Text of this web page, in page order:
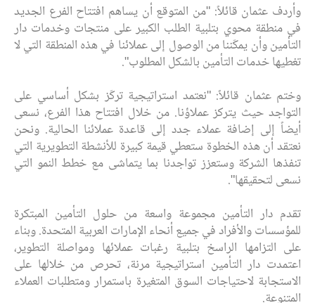
وأردف عثمان قائلاً: "من المتوقع أن يساهم افتتاح الفرع الجديد
في منطقة محوي بتلبية الطلب الكبير على منتجات وخدمات دار
التأمين وأن يمكّننا من الوصول إلى عملائنا في هذه المنطقة التي لا
تغطيها خدمات التأمين بالشكل المطلوب".
وختم عثمان قائلاً: "نعتمد استراتيجية تركّز بشكل أساسي على
التواجد حيث يتركز عملاؤنا. من خلال افتتاح هذا الفرع، نسعى
أيضاً إلى إضافة عملاء جدد إلى قاعدة عملائنا الحالية. ونحن
نعتقد أن هذه الخطوة ستعطي قيمة كبيرة للأنشطة التطويرية التي
تنفذها الشركة وستعزز تواجدنا بما يتماشى مع خطط النمو التي
نسعى لتحقيقها".
تقدم دار التأمين مجموعة واسعة من حلول التأمين المبتكرة
للمؤسسات والأفراد في جميع أنحاء الإمارات العربية المتحدة. وبناء
على التزامها الراسخ بتلبية رغبات عملائها ومواصلة التطوير،
اعتمدت دار التأمين استراتيجية مرنة، تحرص من خلالها على
الاستجابة لاحتياجات السوق المتغيرة باستمرار ومتطلبات العملاء
المتنوعة.